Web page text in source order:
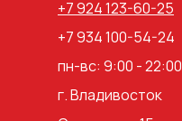
+7 924 123-60-25
+7 934 100-54-24
пн-вс: 9:00 - 22:00
г. Владивосток